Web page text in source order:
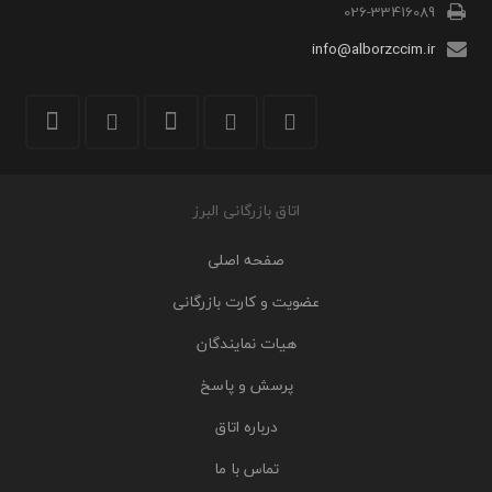
026-33416089
info@alborzccim.ir
اتاق بازرگانی البرز
صفحه اصلی
عضویت و کارت بازرگانی
هیات نمایندگان
پرسش و پاسخ
درباره اتاق
تماس با ما